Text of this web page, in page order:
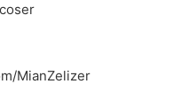
MianZelizer